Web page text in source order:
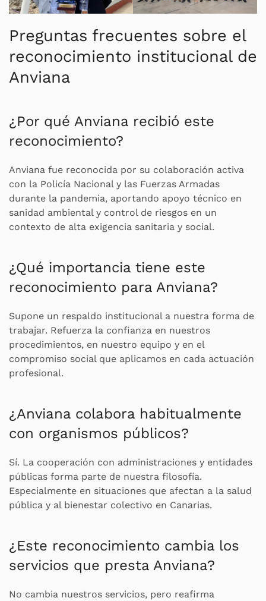
Preguntas frecuentes sobre el
reconocimiento institucional de
Anviana
¿Por qué Anviana recibió este
reconocimiento?
Anviana fue reconocida por su colaboración activa
con la Policía Nacional y las Fuerzas Armadas
durante la pandemia, aportando apoyo técnico en
sanidad ambiental y control de riesgos en un
contexto de alta exigencia sanitaria y social.
¿Qué importancia tiene este
reconocimiento para Anviana?
Supone un respaldo institucional a nuestra forma de
trabajar. Refuerza la confianza en nuestros
procedimientos, en nuestro equipo y en el
compromiso social que aplicamos en cada actuación
profesional.
¿Anviana colabora habitualmente
con organismos públicos?
Sí. La cooperación con administraciones y entidades
públicas forma parte de nuestra filosofía.
Especialmente en situaciones que afectan a la salud
pública y al bienestar colectivo en Canarias.
¿Este reconocimiento cambia los
servicios que presta Anviana?
No cambia nuestros servicios, pero reafirma